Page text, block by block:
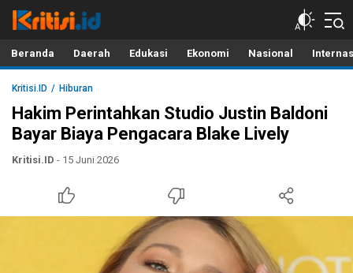
Kritisi.ID
Kritik untuk Negeri!
Beranda Daerah Edukasi Ekonomi Nasional
Kritisi.ID Hiburan
Hakim Perintahkan Studio Justin Baldoni
Bayar Biaya Pengacara Blake Lively
Kritisi.ID - 15 Juni 2026